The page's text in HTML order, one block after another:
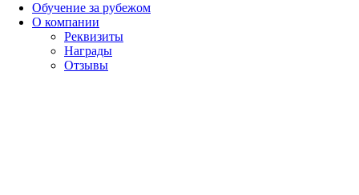
Обучение за рубежом
О компании
Реквизиты
Награды
Отзывы